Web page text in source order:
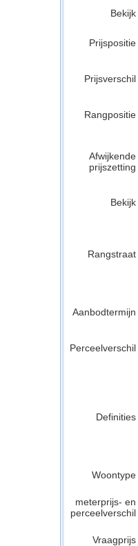
Bekijk
Prijspositie
Prijsverschil
Rangpositie
Afwijkende
prijszetting
Bekijk
Rangstraat
Aanbodtermijn
Perceelverschil
Definities
Woontype
meterprijs- en
perceelverschil
Vraagprijs